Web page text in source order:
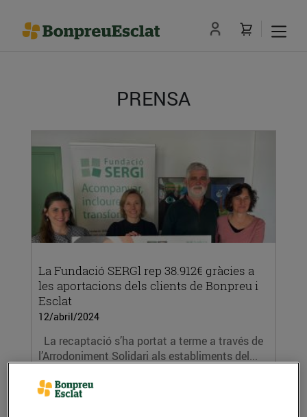
PRENSA
La Fundació SERGl rep 38.912€ gràcies a
les aportacions dels clients de Bonpreu i
Esclat
12/abril/2024
La recaptació s’ha portat a terme a través de
l’Arrodoniment Solidari als establiments del...
LEER MÁS